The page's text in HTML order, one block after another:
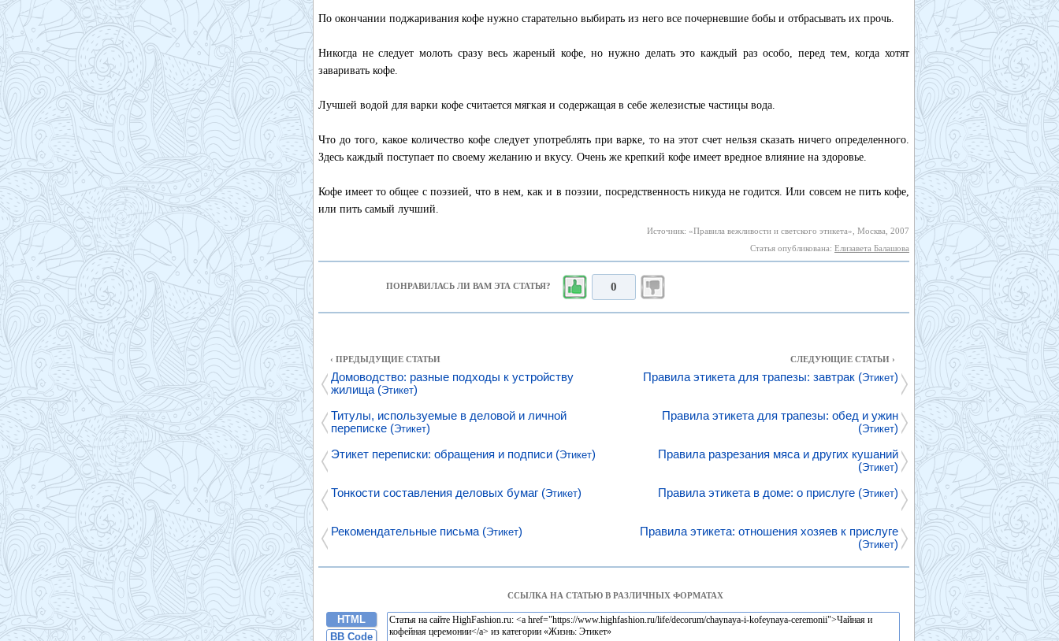
По окончании поджаривания кофе нужно старательно выбирать из него все почерневшие бобы и отбрасывать их прочь.
Никогда не следует молоть сразу весь жареный кофе, но нужно делать это каждый раз особо, перед тем, когда хотят
заваривать кофе.
Лучшей водой для варки кофе считается мягкая и содержащая в себе железистые частицы вода.
Что до того, какое количество кофе следует употреблять при варке, то на этот счет нельзя сказать ничего определенного.
Здесь каждый поступает по своему желанию и вкусу. Очень же крепкий кофе имеет вредное влияние на здоровье.
Кофе имеет то общее с поэзией, что в нем, как и в поэзии, посредственность никуда не годится. Или совсем не пить кофе,
или пить самый лучший.
Источник: «Правила вежливости и светского этикета», Москва, 2007
Статья опубликована: Елизавета Балашова
ПОНРАВИЛАСЬ ЛИ ВАМ ЭТА СТАТЬЯ? 0
‹ ПРЕДЫДУЩИЕ СТАТЬИ
Домоводство: разные подходы к устройству
жилища (Этикет)
Титулы, используемые в деловой и личной
переписке (Этикет)
Этикет переписки: обращения и подписи (Этикет)
Тонкости составления деловых бумаг (Этикет)
Рекомендательные письма (Этикет)
СЛЕДУЮЩИЕ СТАТЬИ ›
Правила этикета для трапезы: завтрак (Этикет)
Правила этикета для трапезы: обед и ужин
(Этикет)
Правила разрезания мяса и других кушаний
(Этикет)
Правила этикета в доме: о прислуге (Этикет)
Правила этикета: отношения хозяев к прислуге
(Этикет)
ССЫЛКА НА СТАТЬЮ В РАЗЛИЧНЫХ ФОРМАТАХ
HTML
BB Code